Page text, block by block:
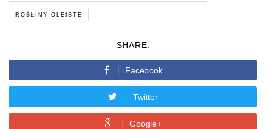
ROŚŁINY OLEISTE
SHARE:
Facebook
Twitter
Google+